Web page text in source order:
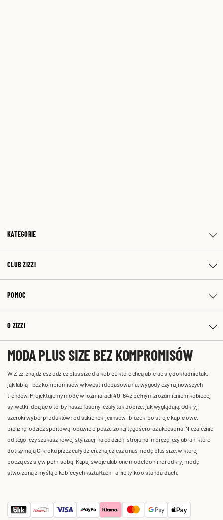
KATEGORIE
CLUB ZIZZI
POMOC
O ZIZZI
MODA PLUS SIZE BEZ KOMPROMISÓW
W Zizzi znajdziesz odzież plus size dla kobiet, które chcą ubierać się dokładnie tak,
jak lubią – bez kompromisów w kwestii dopasowania, wygody czy najnowszych
trendów. Projektujemy modę w rozmiarach 40-64 z pełnym zrozumieniem kobiecej
sylwetki, dbając o to, by nasze fasony leżały tak dobrze, jak wyglądają. Odkryj
szeroki wybór produktów: od sukienek, jeansów i bluzek, po stroje kąpielowe,
bieliznę, odzież sportową, obuwie o poszerzonej tęgości oraz akcesoria. Niezależnie
od tego, czy szukasz nowej stylizacji na co dzień, stroju na imprezę, czy ubrań, które
dotrzymają Ci kroku przez cały dzień, znajdziesz u nas modę plus size, w której
poczujesz się w pełni sobą. Kupuj swoje ulubione modele online i odkryj modę
stworzoną z myślą o kobiecych kształtach – a nie tylko o standardach.